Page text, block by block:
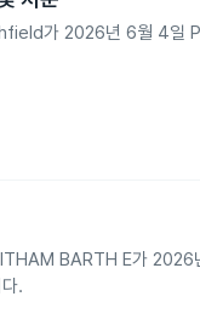
가 2026년 6월 4일
BARTH E가 2026
.